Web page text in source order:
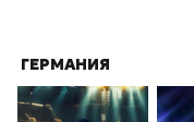
ГЕРМАНИЯ